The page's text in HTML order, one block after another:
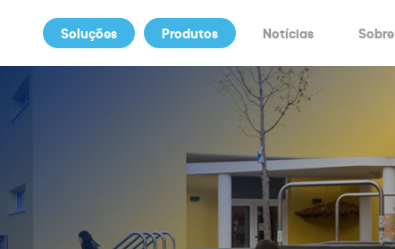
Soluções Produtos Notícias Sobre